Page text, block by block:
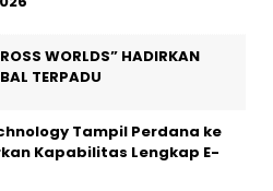
WORLDS” HADIRKAN
TERPADU
Tampil Perdana ke
Kapabilitas Lengkap E-